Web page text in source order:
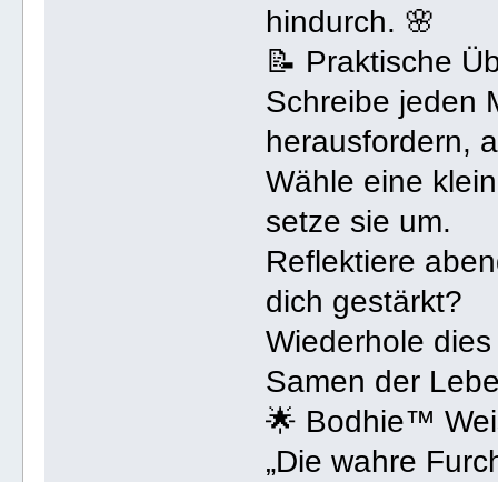
hindurch. 🌸
📝 Praktische
Schreibe jeden
herausfordern,
Wähle eine
setze sie um.
Reflektiere
dich gestärkt?
Wiederhole
Samen der
🌟 Bodhie™
„Die wahre